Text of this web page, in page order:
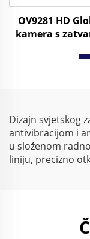
OV9281 HD
kamera s
210fps
Dizajn svjetskog
antivibracijom i
u složenom
liniju, precizno